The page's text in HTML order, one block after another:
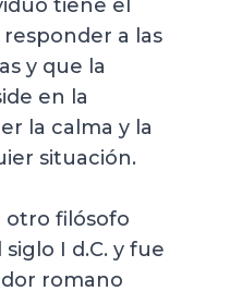
tiene el
a las
y que la
en la
la calma y la
situación.
otro filósofo
I d.C. y fue
romano